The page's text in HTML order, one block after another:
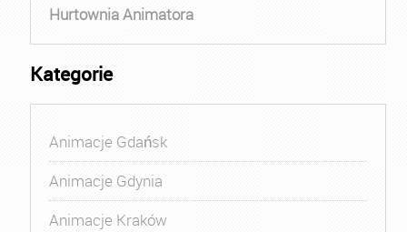
Hurtownia Animatora
Kategorie
Animacje Gdańsk
Animacje Gdynia
Animacje Kraków